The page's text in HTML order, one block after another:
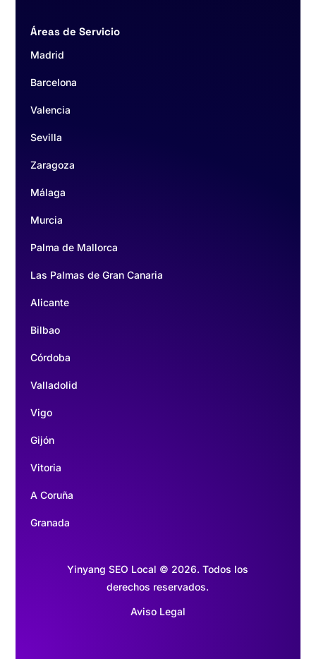
Áreas de Servicio
Madrid
Barcelona
Valencia
Sevilla
Zaragoza
Málaga
Murcia
Palma de Mallorca
Las Palmas de Gran Canaria
Alicante
Bilbao
Córdoba
Valladolid
Vigo
Gijón
Vitoria
A Coruña
Granada
Yinyang SEO Local © 2026. Todos los
derechos reservados.
Aviso Legal